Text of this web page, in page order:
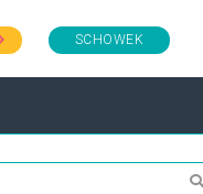
SCHOWEK